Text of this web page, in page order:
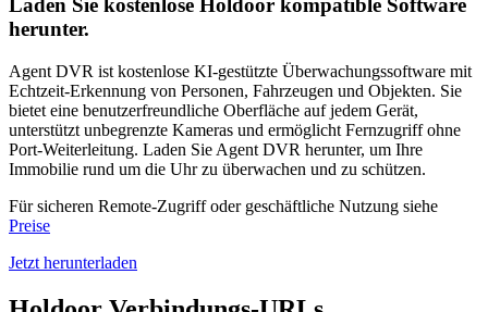
Laden Sie kostenlose Holdoor kompatible Software
herunter.
Agent DVR ist kostenlose KI-gestützte Überwachungssoftware mit
Echtzeit-Erkennung von Personen, Fahrzeugen und Objekten. Sie
bietet eine benutzerfreundliche Oberfläche auf jedem Gerät,
unterstützt unbegrenzte Kameras und ermöglicht Fernzugriff ohne
Port-Weiterleitung. Laden Sie Agent DVR herunter, um Ihre
Immobilie rund um die Uhr zu überwachen und zu schützen.
Für sicheren Remote-Zugriff oder geschäftliche Nutzung siehe
Preise
Jetzt herunterladen